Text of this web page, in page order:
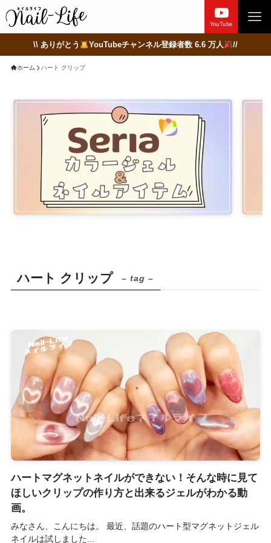
YouTube
\\ ありがとう YouTubeチャンネル登録者数 6.6 万人 //
ホーム ハート クリップ
ハート クリップ – tag –
ハートマグネットネイルができない！そんな時に見て
ほしいクリップの作り方と出来るジェルがわかる動
画。
みなさん、こんにちは。 最近、話題のハート型マグネットジェル
ネイルは試しました...